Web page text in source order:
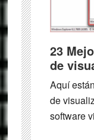
23
de
Aquí
de
software